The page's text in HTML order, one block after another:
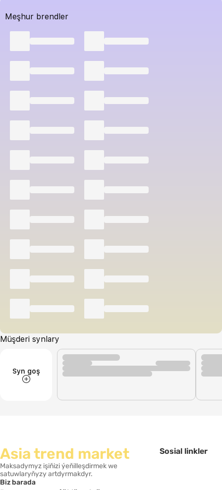
Meşhur brendler
Müşderi synlary
Syn goş
Asia trend market
Maksadymyz işiňizi ýeňilleşdirmek we
satuwlaryňyzy artdyrmakdyr.
Biz barada
Sosial linkler